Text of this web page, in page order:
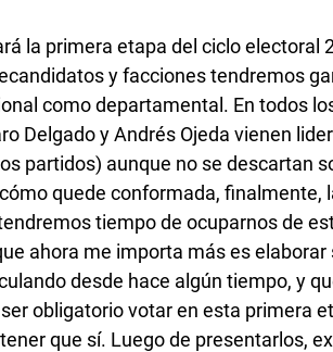
la primera etapa del ciclo electoral
y facciones tendremos
como departamental. En todos
Delgado y Andrés Ojeda vienen
partidos) aunque no se descartan
quede conformada, finalmente,
tiempo de ocuparnos de
ahora me importa más es elaborar
desde hace algún tiempo, y
obligatorio votar en esta primera
que sí. Luego de presentarlos,